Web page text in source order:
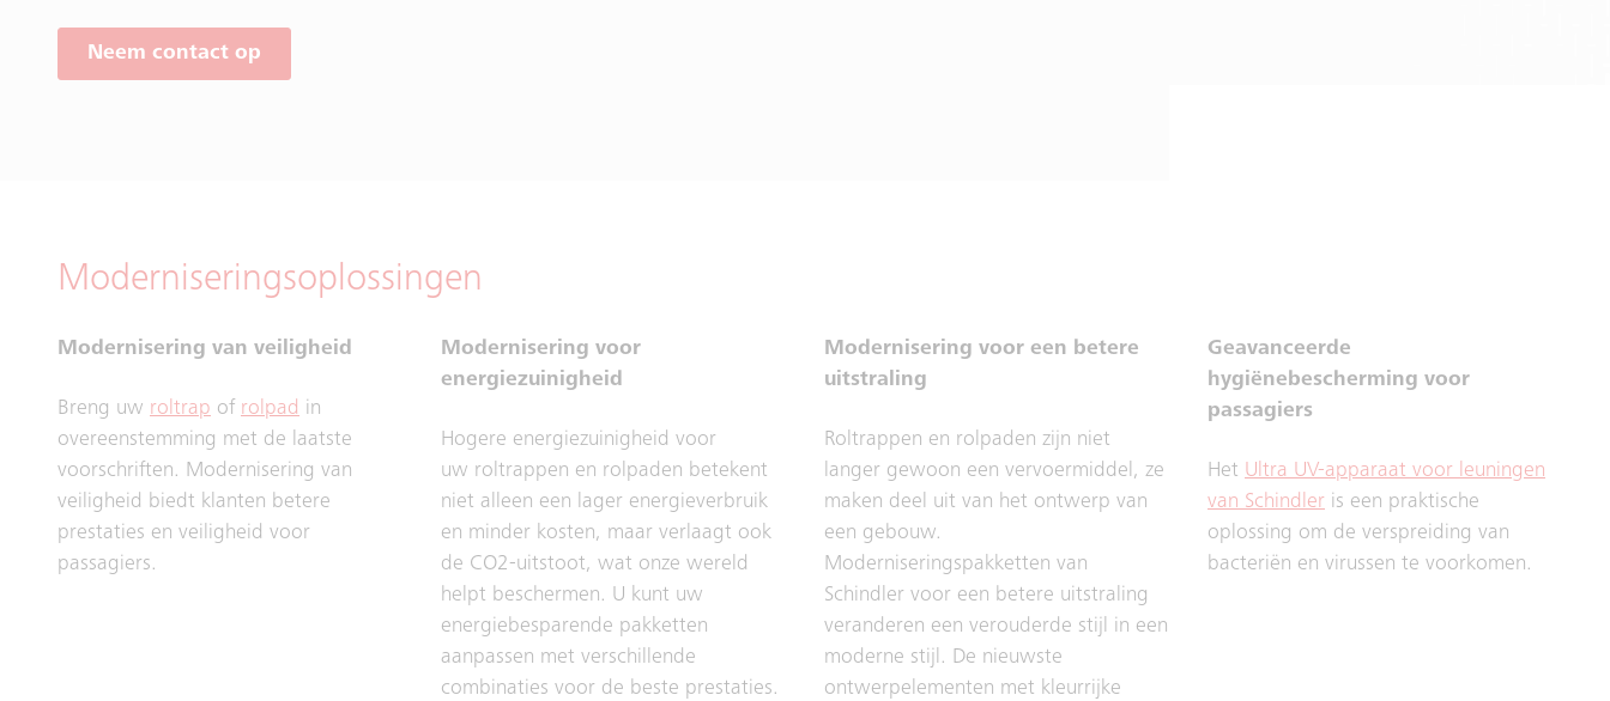
Neem contact op
Moderniseringsoplossingen
Modernisering van veiligheid
Breng uw roltrap of rolpad in
overeenstemming met de laatste
voorschriften. Modernisering van
veiligheid biedt klanten betere
prestaties en veiligheid voor
passagiers.
Modernisering voor
energiezuinigheid
Hogere energiezuinigheid voor
uw roltrappen en rolpaden betekent
niet alleen een lager energieverbruik
en minder kosten, maar verlaagt ook
de CO2-uitstoot, wat onze wereld
helpt beschermen. U kunt uw
energiebesparende pakketten
aanpassen met verschillende
combinaties voor de beste prestaties.
Modernisering voor een betere
uitstraling
Roltrappen en rolpaden zijn niet
langer gewoon een vervoermiddel, ze
maken deel uit van het ontwerp van
een gebouw.
Moderniseringspakketten van
Schindler voor een betere uitstraling
veranderen een verouderde stijl in een
moderne stijl. De nieuwste
ontwerpelementen met kleurrijke
Geavanceerde
hygiënebescherming voor
passagiers
Het Ultra UV-apparaat voor leuningen
van Schindler is een praktische
oplossing om de verspreiding van
bacteriën en virussen te voorkomen.